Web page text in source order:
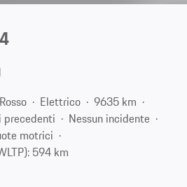
Rosso Elettrico
9635 km
precedenti
Nessun incidente
motrici
594 km